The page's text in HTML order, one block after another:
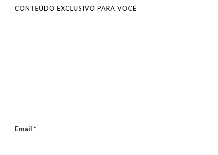
CONTEÚDO EXCLUSIVO PARA VOCÊ
Email *